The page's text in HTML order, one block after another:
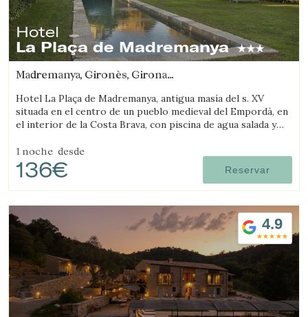
Hotel
La Plaça de Madremanya
Madremanya, Gironès, Girona
Hotel La Plaça de Madremanya, antigua masía del s. XV
situada en el centro de un pueblo medieval del Empordà, en
el interior de la Costa Brava, con piscina de agua salada y
1 noche desde
136€ Reservar
4.9